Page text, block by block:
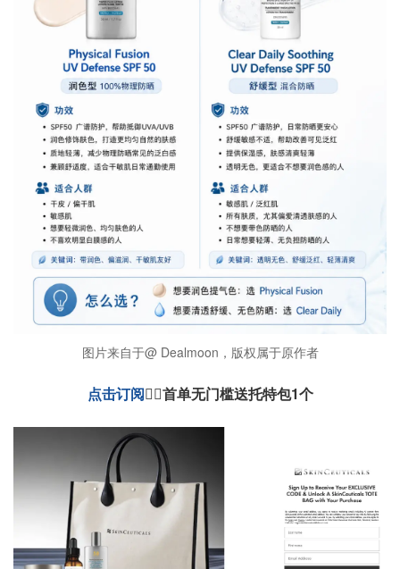
图片来自于@ Dealmoon，版权属于原作者
点击订阅👉🏻首单无门槛送托特包1个